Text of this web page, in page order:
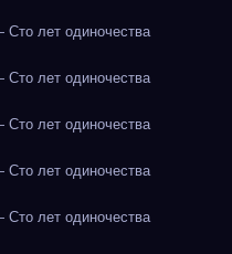
Сто лет одиночества
Сто лет одиночества
Сто лет одиночества
Сто лет одиночества
Сто лет одиночества